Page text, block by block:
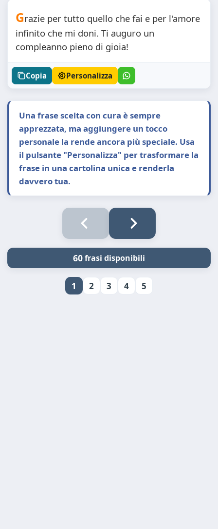
Grazie per tutto quello che fai e per l'amore
infinito che mi doni. Ti auguro un
compleanno pieno di gioia!
Copia Personalizza
Una frase scelta con cura è sempre
apprezzata, ma aggiungere un tocco
personale la rende ancora più speciale. Usa
il pulsante "Personalizza" per trasformare la
frase in una cartolina unica e renderla
davvero tua.
60frasi disponibili
1 2 3 4 5